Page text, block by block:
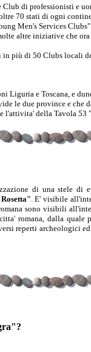
Club di professionisti e
70 stati di ogni
Men's Services
altre iniziative che
più di 50 Clubs locali
Liguria e Toscana, e
le due province e che
l'attivita' della Tavola 53
di una stele di
. E' visibile
sono visibili
romana, dalla
reperti archeologici